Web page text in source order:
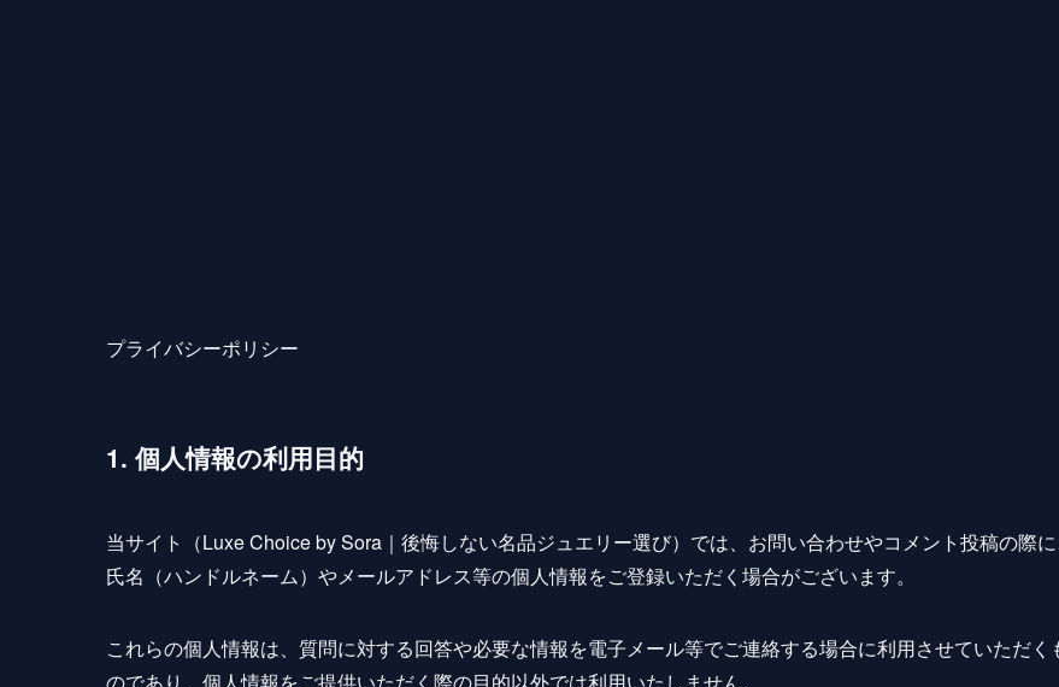
プライバシーポリシー
1. 個人情報の利用目的
当サイト（Luxe Choice by Sora｜後悔しない名品ジュエリー選び）では、お問い合わせやコメント投稿の際に
氏名（ハンドルネーム）やメールアドレス等の個人情報をご登録いただく場合がございます。
これらの個人情報は、質問に対する回答や必要な情報を電子メール等でご連絡する場合に利用させていただく